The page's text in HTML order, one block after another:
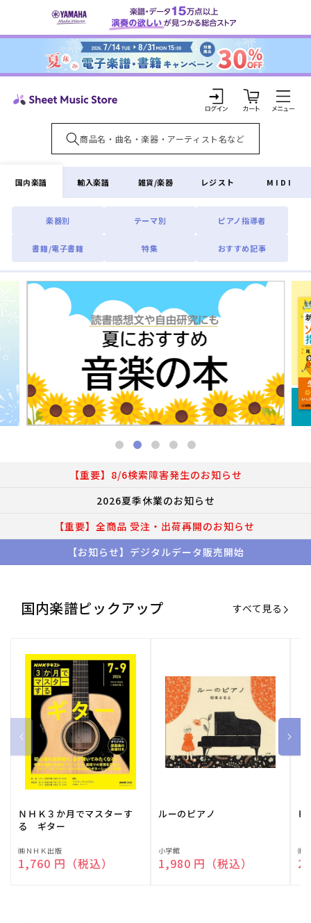
ンツに
ロ
グ
イ
ン
カ
ー
ト
国内楽譜
楽器別 テーマ別 ピアノ指導者
書籍/電子書籍 特集 おすすめ記事
輸入楽譜 雑貨/楽器 レジスト MIDI
【重要】8/6検索障害発生のお知らせ
2026夏季休業のお知らせ
【重要】全商品 受注・出荷再開のお知らせ
【お知らせ】デジタルデータ販売開始
国内楽譜ピックアップ すべて見る
ＮＨＫ３か月でマスターす
る ギター
販
売
㈱ＮＨＫ出版
通常価格
1,760 円（税込）
ルーのピアノ
販
売
小学館
通常価格
1,980 円（税込）
ピ
販
売
㈱